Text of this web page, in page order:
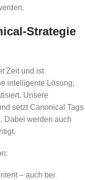
Strategie
Zeit und ist
intelligente Lösung,
Unsere
setzt Canonical Tags
Dabei werden auch
– auch bei